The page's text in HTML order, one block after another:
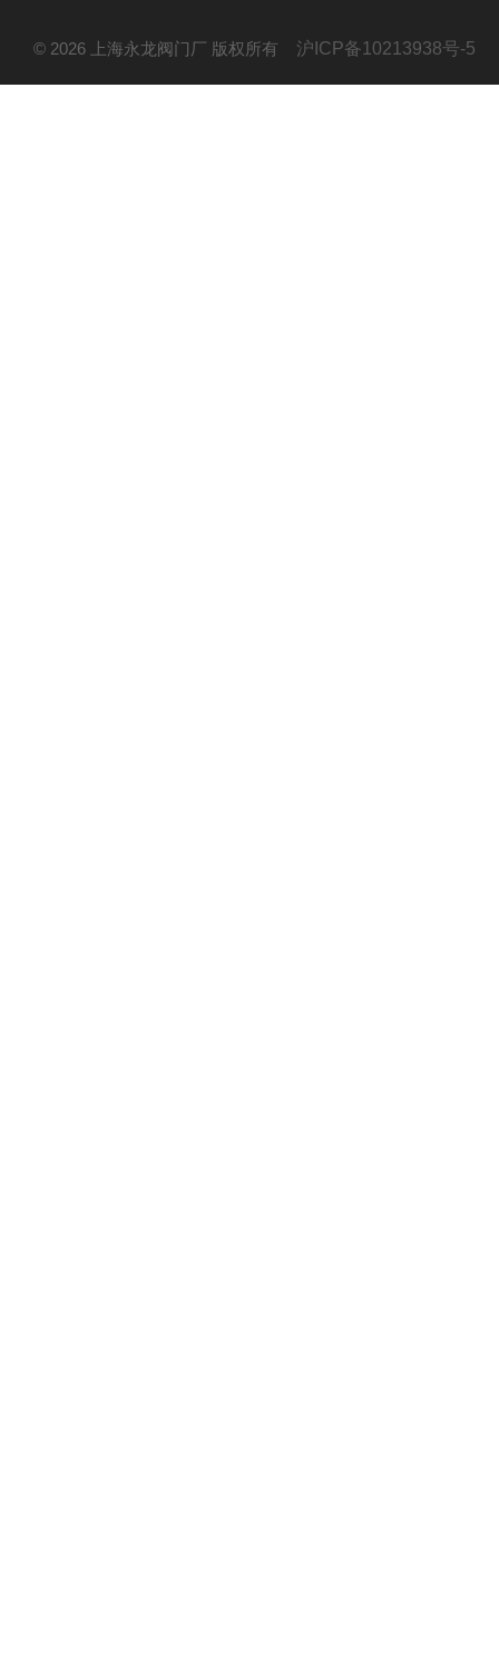
© 2026 上海永龙阀门厂 版权所有 沪ICP备10213938号-5